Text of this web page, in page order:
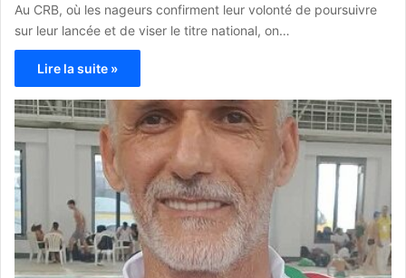
Au CRB, où les nageurs confirment leur volonté de poursuivre
sur leur lancée et de viser le titre national, on…
Lire la suite »